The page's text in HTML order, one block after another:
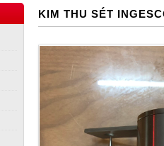
KIM THU SÉT